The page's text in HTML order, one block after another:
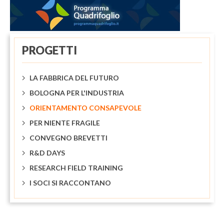
Orientamento Consapevole 2009-2010
PROGETTI
LA FABBRICA DEL FUTURO
BOLOGNA PER L'INDUSTRIA
ORIENTAMENTO CONSAPEVOLE
PER NIENTE FRAGILE
CONVEGNO BREVETTI
R&D DAYS
RESEARCH FIELD TRAINING
I SOCI SI RACCONTANO